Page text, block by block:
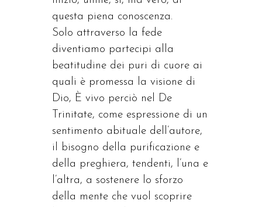
questa piena conoscenza.
Solo attraverso la fede
diventiamo partecipi alla
beatitudine dei puri di cuore ai
quali è promessa la visione di
Dio, È vivo perciò nel De
Trinitate, come espressione di un
sentimento abituale dell’autore,
il bisogno della purificazione e
della preghiera, tendenti, l’una e
l’altra, a sostenere lo sforzo
della mente che vuol scoprire